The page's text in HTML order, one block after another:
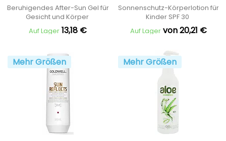
Beruhigendes After-Sun Gel für
Gesicht und Körper
Auf Lager 13,18 €
Sonnenschutz-Körperlotion für
Kinder SPF 30
Auf Lager von 20,21 €
Mehr Größen Mehr Größen